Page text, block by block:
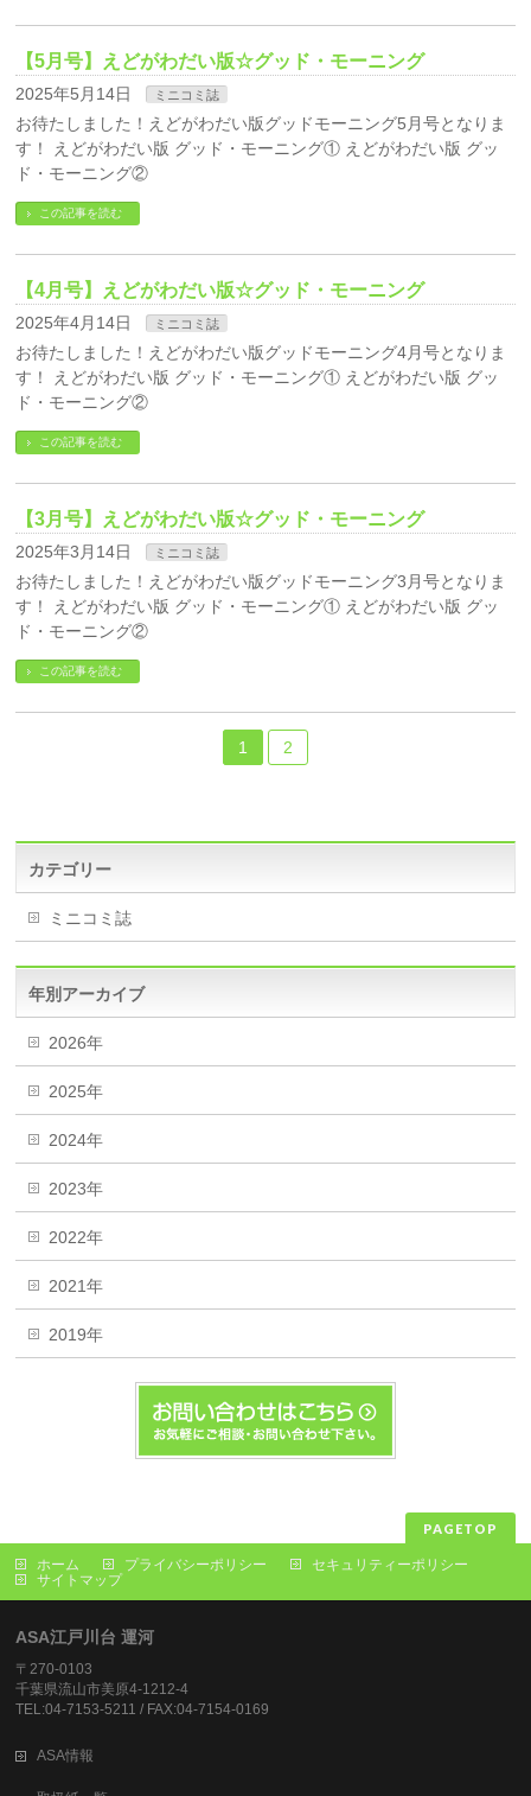
【5月号】えどがわだい版☆グッド・モーニング
2025年5月14日 ミニコミ誌
お待たしました！えどがわだい版グッドモーニング5月号となりま
す！ えどがわだい版 グッド・モーニング① えどがわだい版 グッ
ド・モーニング②
この記事を読む
【4月号】えどがわだい版☆グッド・モーニング
2025年4月14日 ミニコミ誌
お待たしました！えどがわだい版グッドモーニング4月号となりま
す！ えどがわだい版 グッド・モーニング① えどがわだい版 グッ
ド・モーニング②
この記事を読む
【3月号】えどがわだい版☆グッド・モーニング
2025年3月14日 ミニコミ誌
お待たしました！えどがわだい版グッドモーニング3月号となりま
す！ えどがわだい版 グッド・モーニング① えどがわだい版 グッ
ド・モーニング②
この記事を読む
1 2
カテゴリー
ミニコミ誌
年別アーカイブ
2026年
2025年
2024年
2023年
2022年
2021年
2019年
PAGETOP
ホーム プライバシーポリシー
セキュリティーポリシー
サイトマップ
ASA江戸川台 運河
〒270-0103
千葉県流山市美原4-1212-4
TEL:04-7153-5211 / FAX:04-7154-0169
ASA情報